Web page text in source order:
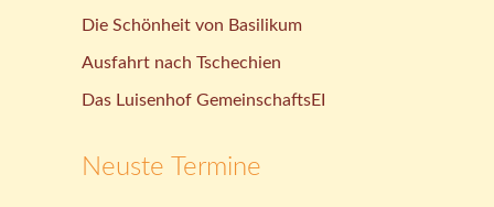
Die Schönheit von Basilikum
Ausfahrt nach Tschechien
Das Luisenhof GemeinschaftsEI
Neuste Termine